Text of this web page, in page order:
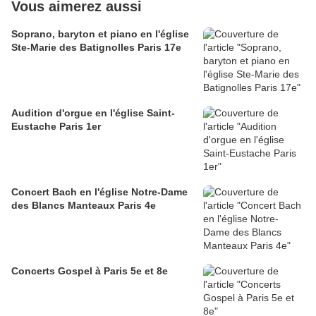
Vous aimerez aussi
Soprano, baryton et piano en l'église
Ste-Marie des Batignolles Paris 17e
Audition d'orgue en l'église Saint-
Eustache Paris 1er
Concert Bach en l'église Notre-Dame
des Blancs Manteaux Paris 4e
Concerts Gospel à Paris 5e et 8e